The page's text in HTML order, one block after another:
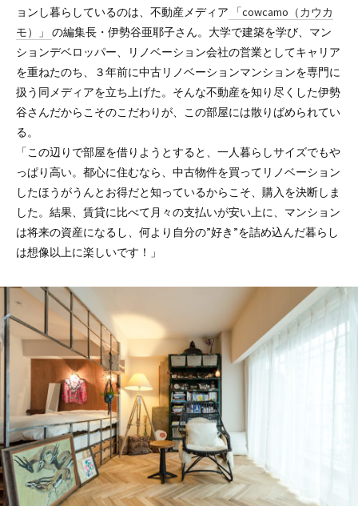
ョンし暮らしているのは、不動産メディア
「cowcamo（カウカ
モ）」
の編集長・伊勢谷亜耶子さん。大学で建築を学び、マン
ションデベロッパー、リノベーション会社の営業としてキャリア
を重ねたのち、３年前に中古リノベーションマンションを専門に
扱う同メディアを立ち上げた。そんな不動産を知り尽くした伊勢
谷さんだからこそのこだわりが、この部屋には散りばめられてい
る。
「この辺りで部屋を借りようとすると、一人暮らしサイズでもや
っぱり高い。都心に住むなら、中古物件を買ってリノベーション
したほうがうんとお得だと知っているからこそ、購入を決断しま
した。結果、賃貸に比べて月々の支払いが安い上に、マンション
は将来の資産になるし、何より自分の”好き”を詰め込んだ暮らし
は想像以上に楽しいです！」